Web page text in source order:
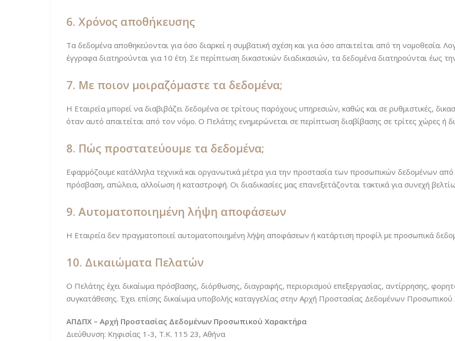
6. Χρόνος αποθήκευσης
Τα δεδομένα αποθηκεύονται για όσο διαρκεί η συμβατική σχέση και για όσο απαιτείται από τη νομοθεσία.
έγγραφα διατηρούνται για 10 έτη. Σε περίπτωση δικαστικών διαδικασιών, τα δεδομένα διατηρούνται έως
7. Με ποιον μοιραζόμαστε τα δεδομένα;
Η Εταιρεία μπορεί να διαβιβάζει δεδομένα σε τρίτους παρόχους υπηρεσιών, καθώς και σε ρυθμιστικές,
όταν αυτό απαιτείται από τον νόμο. Ο Πελάτης ενημερώνεται σε περίπτωση διαβίβασης σε τρίτες χώρες ή
8. Πώς προστατεύουμε τα δεδομένα;
Εφαρμόζουμε κατάλληλα τεχνικά και οργανωτικά μέτρα για την προστασία των προσωπικών δεδομένων από
πρόσβαση, απώλεια, αλλοίωση ή καταστροφή. Οι διαδικασίες μας επανεξετάζονται τακτικά για συνεχή
9. Αυτοματοποιημένη λήψη αποφάσεων
Η Εταιρεία δεν πραγματοποιεί αυτοματοποιημένη λήψη αποφάσεων ή κατάρτιση προφίλ με προσωπικά
10. Δικαιώματα Πελατών
Ο Πελάτης έχει δικαίωμα πρόσβασης, διόρθωσης, διαγραφής, περιορισμού επεξεργασίας, αντίρρησης,
συγκατάθεσης. Έχει επίσης δικαίωμα υποβολής καταγγελίας στην Αρχή Προστασίας Δεδομένων
ΑΠΔΠΧ – Αρχή Προστασίας Δεδομένων Προσωπικού Χαρακτήρα
Διεύθυνση: Κηφισίας 1-3, Τ.Κ. 115 23, Αθήνα